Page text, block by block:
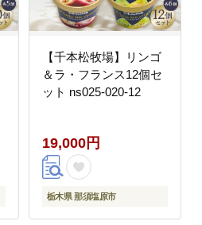
【千本松牧場】リンゴ
＆ラ・フランス12個セ
ット ns025-020-12
19,000円
栃木県 那須塩原市